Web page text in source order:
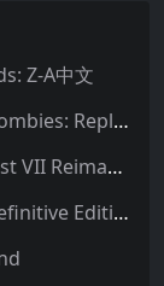
Z-A中文
植物大战僵尸：重植版|Plants vs. Zombies: Replanted中文
勇者斗恶龙7：重制版|Dragon Quest VII Reimagined中文
古墓丽影：决定版|Tomb Raider: Definitive Edition中文